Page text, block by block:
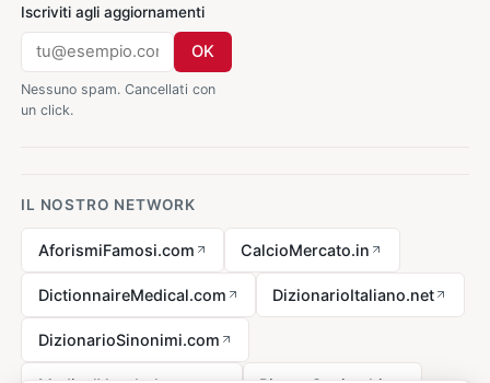
Iscriviti agli aggiornamenti
OK
Nessuno spam. Cancellati con
un click.
IL NOSTRO NETWORK
AforismiFamosi.com CalcioMercato.in
DictionnaireMedical.com DizionarioItaliano.net
DizionarioSinonimi.com